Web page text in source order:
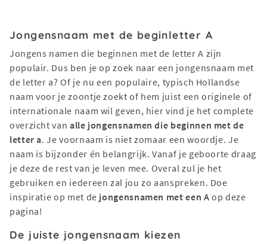
Jongensnaam met de beginletter A
Jongens namen die beginnen met de letter A zijn
populair. Dus ben je op zoek naar een jongensnaam met
de letter a? Of je nu een populaire, typisch Hollandse
naam voor je zoontje zoekt of hem juist een originele of
internationale naam wil geven, hier vind je het complete
overzicht van alle jongensnamen die beginnen met de
letter a. Je voornaam is niet zomaar een woordje. Je
naam is bijzonder én belangrijk. Vanaf je geboorte draag
je deze de rest van je leven mee. Overal zul je het
gebruiken en iedereen zal jou zo aanspreken. Doe
inspiratie op met de jongensnamen met een A op deze
pagina!
De juiste jongensnaam kiezen